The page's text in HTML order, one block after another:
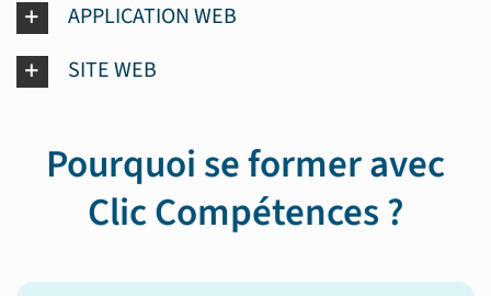
APPLICATION WEB
SITE WEB
Pourquoi se former avec
Clic Compétences ?